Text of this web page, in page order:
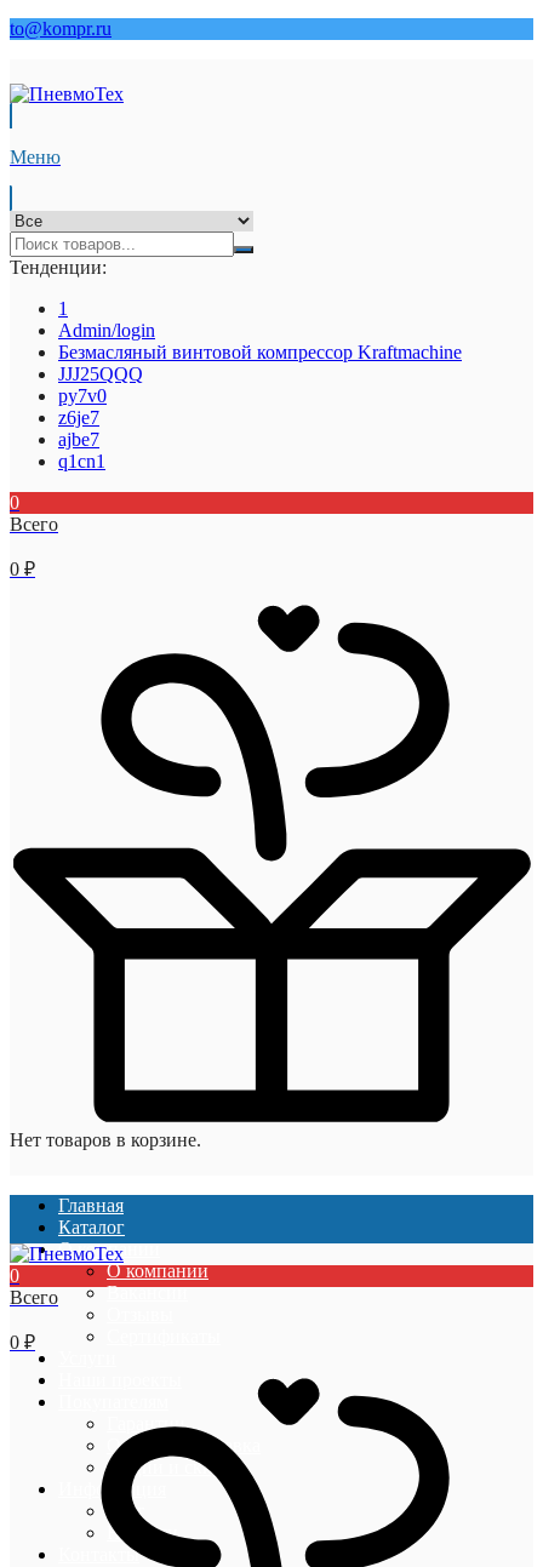
to@kompr.ru
Меню
Тенденции:
1
Admin/login
Безмасляный винтовой компрессор Kraftmaсhine
JJJ25QQQ
py7v0
z6je7
ajbe7
q1cn1
0
Всего
0 ₽
Нет товаров в корзине.
Главная
Каталог
О компании
О компании
Вакансии
Гарантии
Оплата и доставка
Акции и скидки
Информация
Блог
Новости
Контакты
0
Всего
0 ₽